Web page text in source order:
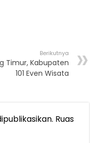
Berikutnya
Timur, Kabupaten
101 Even Wisata
Ruas